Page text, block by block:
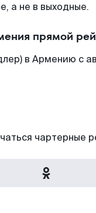
а не в выходные.
прямой
в Армению с
чартерные